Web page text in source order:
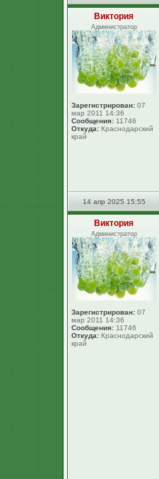
Виктория
Администратор
Зарегистрирован: 07
мар 2011 14:36
Сообщения: 11746
Откуда: Краснодарский
край
14 апр 2025 15:55
Виктория
Администратор
Зарегистрирован: 07
мар 2011 14:36
Сообщения: 11746
Откуда: Краснодарский
край